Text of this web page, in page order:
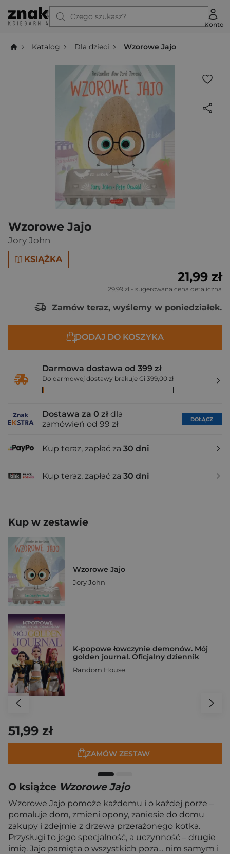
Czego szukasz?
Konto
Katalog Dla dzieci Wzorowe Jajo
Wzorowe Jajo
Jory John
KSIĄŻKA
21,99 zł
29,99 zł - sugerowana cena detaliczna
Zamów teraz, wyślemy w poniedziałek.
DODAJ DO KOSZYKA
Darmowa dostawa od 399 zł
Do darmowej dostawy brakuje Ci 399,00 zł
Dostawa za 0 zł dla
zamówień od 99 zł
DOŁĄCZ
Kup teraz, zapłać za 30 dni
Kup teraz, zapłać za 30 dni
Kup w zestawie
Wzorowe Jajo
Jory John
K-popowe łowczynie demonów. Mój
golden journal. Oficjalny dziennik
Random House
51,99 zł
ZAMÓW ZESTAW
O książce Wzorowe Jajo
Wzorowe Jajo pomoże każdemu i o każdej porze –
pomaluje dom, zmieni opony, zaniesie do domu
zakupy i zdejmie z drzewa przerażonego kotka.
Przysługi to jego specjalność, a uczynność – drugie
imię. Jajo pamięta o wszystkich poza… nim samym i